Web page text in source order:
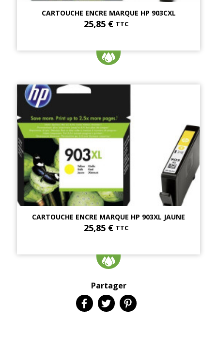
CARTOUCHE ENCRE MARQUE HP 903CXL
25,85 € TTC
CARTOUCHE ENCRE MARQUE HP 903XL JAUNE
25,85 € TTC
Partager